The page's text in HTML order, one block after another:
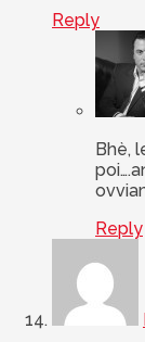
Reply
Bhè,
Reply